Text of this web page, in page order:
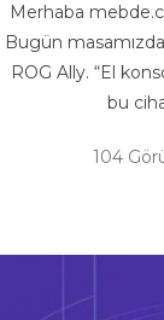
Merhaba
Bugün
ROG Ally. “El
bu
104